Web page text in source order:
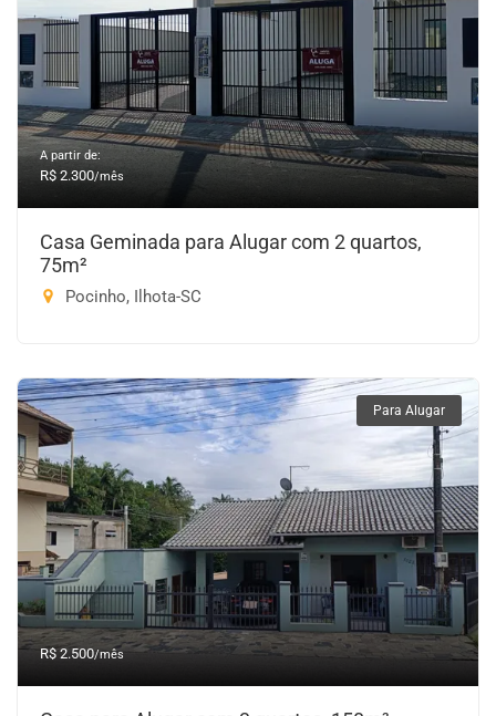
A partir de:
R$ 2.300/mês
Casa Geminada para Alugar com 2 quartos,
75m²
Pocinho, Ilhota-SC
Para Alugar
R$ 2.500/mês